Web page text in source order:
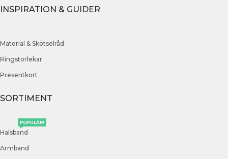
INSPIRATION & GUIDER
Material & Skötselråd
Ringstorlekar
Presentkort
SORTIMENT
Halsband
POPULÄR!
Armband